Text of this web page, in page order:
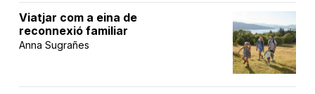
Viatjar com a eina de
reconnexió familiar
Anna Sugrañes